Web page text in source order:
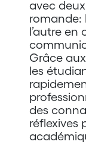
avec
romande:
l’autre
Grâce
les
des
réflexives